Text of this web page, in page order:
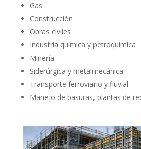
Gas
Construcción
Obras civiles
Industria química y petroquímica
Minería
Siderúrgica y metalmecánica
Transporte ferroviario y fluvial
Manejo de basuras, plantas de